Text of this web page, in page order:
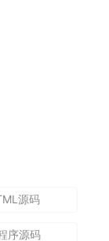
源码
序源码